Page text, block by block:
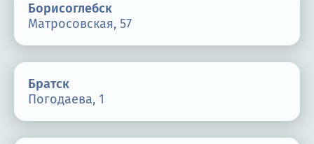
Борисоглебск
Матросовская, 57
Братск
Погодаева, 1